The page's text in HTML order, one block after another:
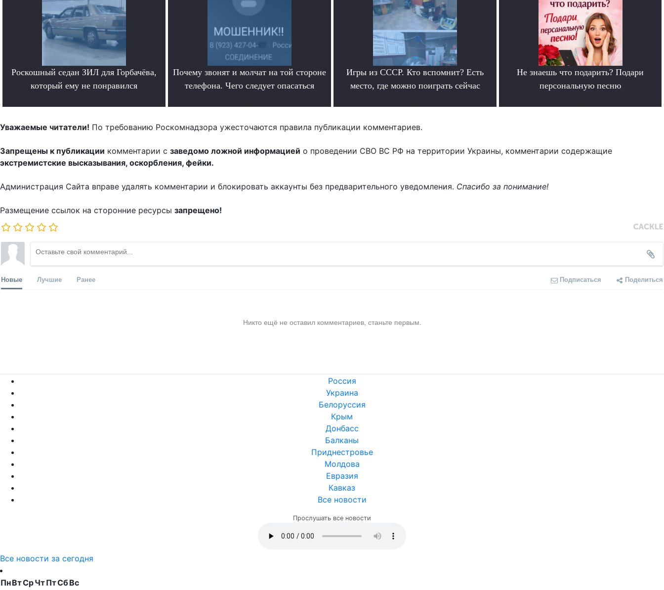
Роскошный седан ЗИЛ для Горбачёва,
который ему не понравился
Почему звонят и молчат на той стороне
телефона. Чего следует опасаться
Игры из СССР. Кто вспомнит? Есть
место, где можно поиграть сейчас
Не знаешь что подарить? Подари
персональную песню
Уважаемые читатели! По требованию Роскомнадзора ужесточаются правила публикации комментариев.
Запрещены к публикации комментарии с заведомо ложной информацией о проведении СВО ВС РФ на территории Украины, комментарии содержащие
экстремистские высказывания, оскорбления, фейки.
Администрация Сайта вправе удалять комментарии и блокировать аккаунты без предварительного уведомления. Спасибо за понимание!
Размещение ссылок на сторонние ресурсы запрещено!
Новые Лучшие Ранее Подписаться Поделиться
Никто ещё не оставил комментариев, станьте первым.
Россия
Украина
Белоруссия
Крым
Донбасс
Балканы
Приднестровье
Молдова
Евразия
Кавказ
Все новости
Прослушать все новости
Все новости за сегодня
ПнВтСрЧтПтСбВс